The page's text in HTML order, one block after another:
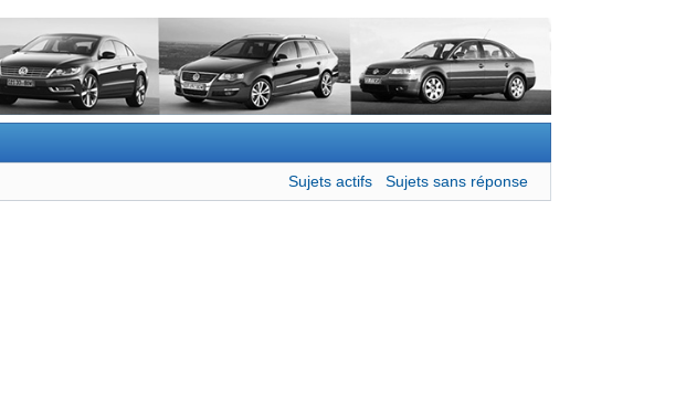
Sujets actifs Sujets sans réponse